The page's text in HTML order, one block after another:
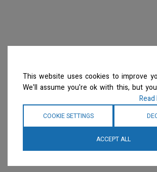
This website uses cookies to improve
We'll assume you're ok with this, but
COOKIE SETTINGS
ACCEPT ALL